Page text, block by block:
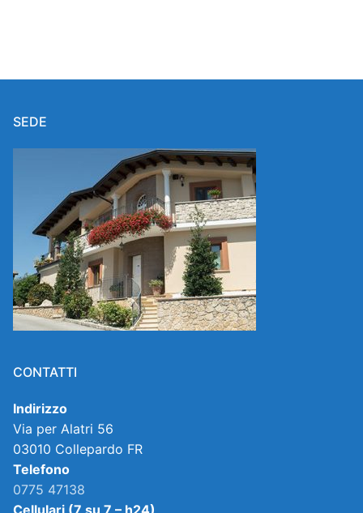
SEDE
CONTATTI
Indirizzo
Via per Alatri 56
03010 Collepardo FR
Telefono
0775 47138